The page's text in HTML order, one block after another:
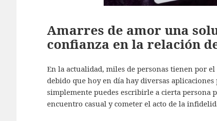
Amarres de amor una
confianza en la relación
En la actualidad, miles de personas tienen por
debido que hoy en día hay diversas
simplemente puedes escribirle a cierta persona
encuentro casual y cometer el acto de la